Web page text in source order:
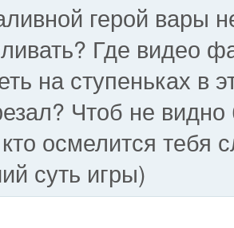
герой вары
Где видео
на ступеньках в
Чтоб не
осмелится тебя
суть игры)